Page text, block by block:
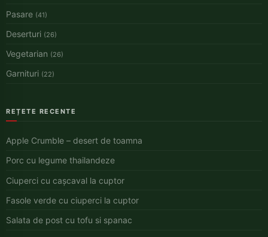
Pasare (41)
Deserturi (26)
Vegetarian (26)
Garnituri (22)
REȚETE RECENTE
Apple Crumble – desert de toamna
Porc cu legume thailandeze
Ciuperci cu cașcaval la cuptor
Fasole verde cu ciuperci la cuptor
Salata de post cu tofu si spanac